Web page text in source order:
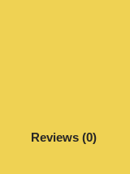
Reviews (0)